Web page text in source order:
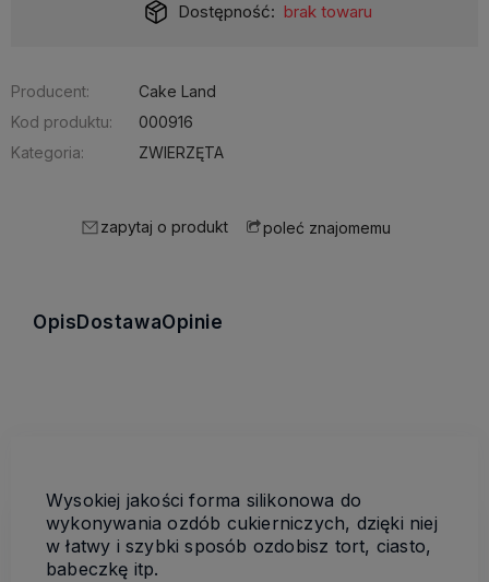
Dostępność: brak towaru
Producent:
Cake Land
Kod produktu:
000916
Kategoria:
ZWIERZĘTA
zapytaj o produkt poleć znajomemu
Opis DostawaOpinie
Wysokiej jakości forma silikonowa do
wykonywania ozdób cukierniczych, dzięki niej
w łatwy i szybki sposób ozdobisz tort, ciasto,
babeczkę itp.